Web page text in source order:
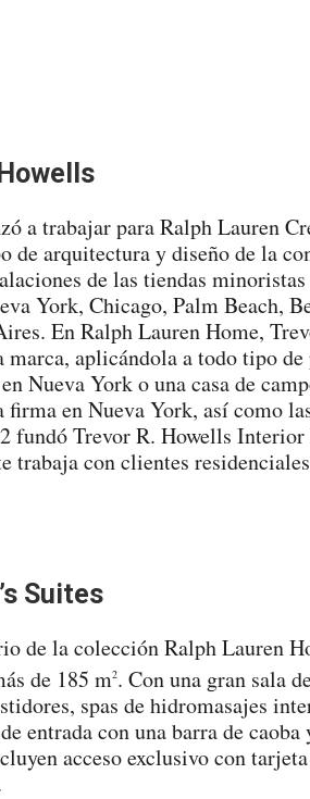
a trabajar para Ralph Lauren
de arquitectura y diseño de la
de las tiendas
York, Chicago, Palm Beach,
En Ralph Lauren Home,
aplicándola a todo tipo de
Nueva York o una casa de
en Nueva York, así como
fundó Trevor R. Howells
trabaja con clientes
Suites
de la colección Ralph Lauren
de 185 m2. Con una gran sala
spas de hidromasajes
entrada con una barra de
acceso exclusivo con